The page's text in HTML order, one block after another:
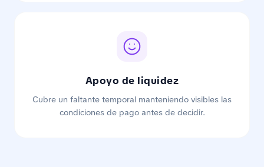
Apoyo de liquidez
Cubre un faltante temporal manteniendo visibles las
condiciones de pago antes de decidir.